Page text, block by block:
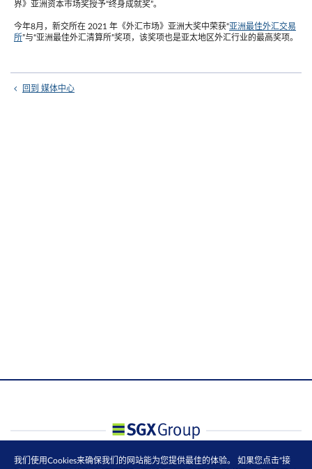
界》亚洲资本市场奖授予“终身成就奖”。
今年8月，新交所在 2021 年《外汇市场》亚洲大奖中荣获“亚洲最佳外汇交易
所”与“亚洲最佳外汇清算所”奖项，该奖项也是亚太地区外汇行业的最高奖项。
回到 媒体中心
我们使用Cookies来确保我们的网站能为您提供最佳的体验。 如果您点击“接